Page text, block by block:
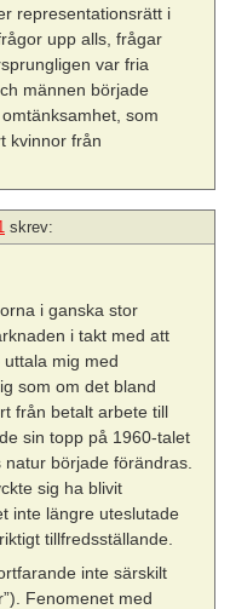
representationsrätt i
upp alls, frågar
var fria
männen började
som
kvinnor från
skrev:
i ganska stor
i takt med att
mig med
som om det bland
från betalt arbete till
sin topp på 1960-talet
började förändras.
sig ha blivit
inte längre uteslutade
tillfredsställande.
inte särskilt
Fenomenet med